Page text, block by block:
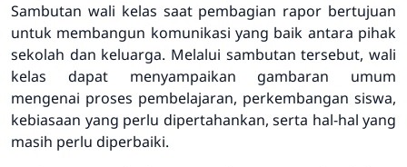
Sambutan wali kelas saat pembagian rapor bertujuan
untuk membangun komunikasi yang baik antara pihak
sekolah dan keluarga. Melalui sambutan tersebut, wali
kelas dapat menyampaikan gambaran umum
mengenai proses pembelajaran, perkembangan siswa,
kebiasaan yang perlu dipertahankan, serta hal-hal yang
masih perlu diperbaiki.